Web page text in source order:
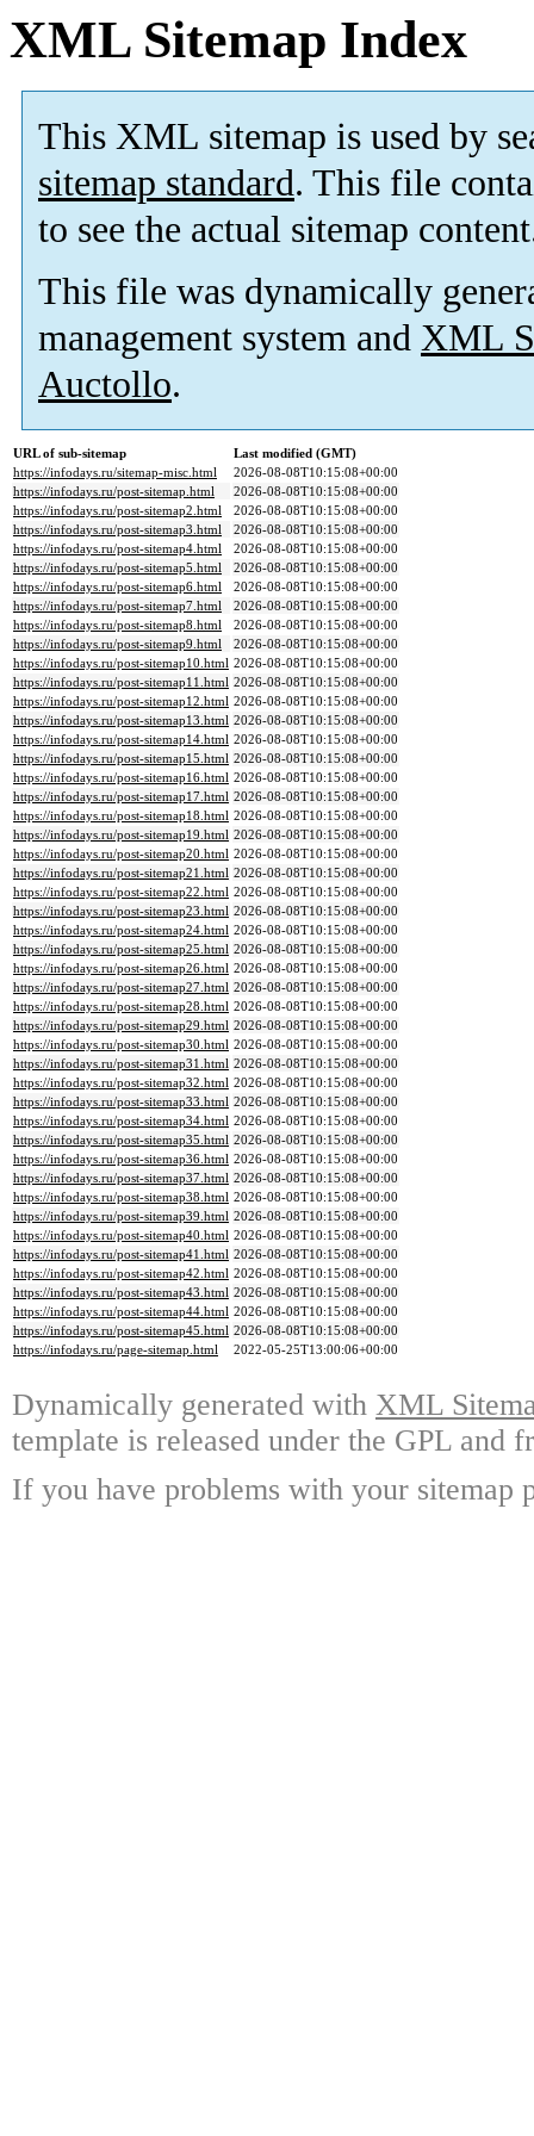
XML Sitemap Index
This XML sitemap is used by
sitemap standard. This file
to see the actual sitemap
This file was dynamically
management system and XML
Auctollo.
URL of sub-sitemap
Last modified (GMT)
https://infodays.ru/sitemap-misc.html
2026-08-08T10:15:08+00:00
https://infodays.ru/post-sitemap.html
2026-08-08T10:15:08+00:00
https://infodays.ru/post-sitemap2.html
2026-08-08T10:15:08+00:00
https://infodays.ru/post-sitemap3.html
2026-08-08T10:15:08+00:00
https://infodays.ru/post-sitemap4.html
2026-08-08T10:15:08+00:00
https://infodays.ru/post-sitemap5.html
2026-08-08T10:15:08+00:00
https://infodays.ru/post-sitemap6.html
2026-08-08T10:15:08+00:00
https://infodays.ru/post-sitemap7.html
2026-08-08T10:15:08+00:00
https://infodays.ru/post-sitemap8.html
2026-08-08T10:15:08+00:00
https://infodays.ru/post-sitemap9.html
2026-08-08T10:15:08+00:00
https://infodays.ru/post-sitemap10.html 2026-08-08T10:15:08+00:00
https://infodays.ru/post-sitemap11.html 2026-08-08T10:15:08+00:00
https://infodays.ru/post-sitemap12.html 2026-08-08T10:15:08+00:00
https://infodays.ru/post-sitemap13.html 2026-08-08T10:15:08+00:00
https://infodays.ru/post-sitemap14.html 2026-08-08T10:15:08+00:00
https://infodays.ru/post-sitemap15.html 2026-08-08T10:15:08+00:00
https://infodays.ru/post-sitemap16.html 2026-08-08T10:15:08+00:00
https://infodays.ru/post-sitemap17.html 2026-08-08T10:15:08+00:00
https://infodays.ru/post-sitemap18.html 2026-08-08T10:15:08+00:00
https://infodays.ru/post-sitemap19.html 2026-08-08T10:15:08+00:00
https://infodays.ru/post-sitemap20.html 2026-08-08T10:15:08+00:00
https://infodays.ru/post-sitemap21.html 2026-08-08T10:15:08+00:00
https://infodays.ru/post-sitemap22.html 2026-08-08T10:15:08+00:00
https://infodays.ru/post-sitemap23.html 2026-08-08T10:15:08+00:00
https://infodays.ru/post-sitemap24.html 2026-08-08T10:15:08+00:00
https://infodays.ru/post-sitemap25.html 2026-08-08T10:15:08+00:00
https://infodays.ru/post-sitemap26.html 2026-08-08T10:15:08+00:00
https://infodays.ru/post-sitemap27.html 2026-08-08T10:15:08+00:00
https://infodays.ru/post-sitemap28.html 2026-08-08T10:15:08+00:00
https://infodays.ru/post-sitemap29.html 2026-08-08T10:15:08+00:00
https://infodays.ru/post-sitemap30.html 2026-08-08T10:15:08+00:00
https://infodays.ru/post-sitemap31.html 2026-08-08T10:15:08+00:00
https://infodays.ru/post-sitemap32.html 2026-08-08T10:15:08+00:00
https://infodays.ru/post-sitemap33.html 2026-08-08T10:15:08+00:00
https://infodays.ru/post-sitemap34.html 2026-08-08T10:15:08+00:00
https://infodays.ru/post-sitemap35.html 2026-08-08T10:15:08+00:00
https://infodays.ru/post-sitemap36.html 2026-08-08T10:15:08+00:00
https://infodays.ru/post-sitemap37.html 2026-08-08T10:15:08+00:00
https://infodays.ru/post-sitemap38.html 2026-08-08T10:15:08+00:00
https://infodays.ru/post-sitemap39.html 2026-08-08T10:15:08+00:00
https://infodays.ru/post-sitemap40.html 2026-08-08T10:15:08+00:00
https://infodays.ru/post-sitemap41.html 2026-08-08T10:15:08+00:00
https://infodays.ru/post-sitemap42.html 2026-08-08T10:15:08+00:00
https://infodays.ru/post-sitemap43.html 2026-08-08T10:15:08+00:00
https://infodays.ru/post-sitemap44.html 2026-08-08T10:15:08+00:00
https://infodays.ru/post-sitemap45.html 2026-08-08T10:15:08+00:00
https://infodays.ru/page-sitemap.html
2022-05-25T13:00:06+00:00
Dynamically generated with XML
template is released under the GPL and
If you have problems with your sitemap